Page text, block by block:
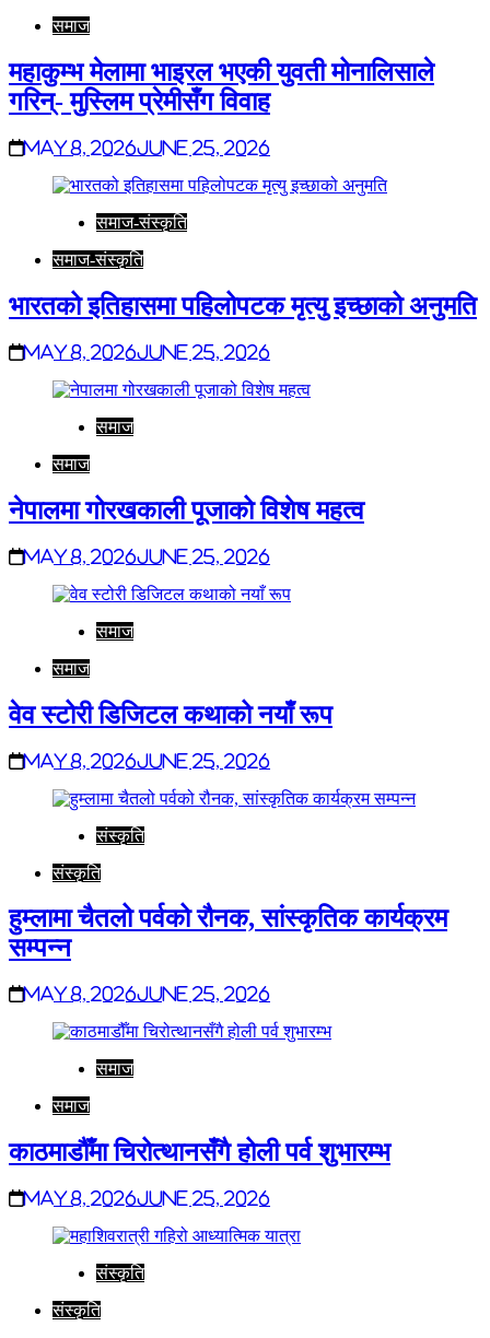
समाज
महाकुम्भ मेलामा भाइरल भएकी युवती मोनालिसाले
गरिन्- मुस्लिम प्रेमीसँग विवाह
May 8, 2026June 25, 2026
समाज-संस्कृति
समाज-संस्कृति
भारतको इतिहासमा पहिलोपटक मृत्यु इच्छाको अनुमति
May 8, 2026June 25, 2026
समाज
समाज
नेपालमा गोरखकाली पूजाको विशेष महत्व
May 8, 2026June 25, 2026
समाज
समाज
वेव स्टोरी डिजिटल कथाको नयाँ रूप
May 8, 2026June 25, 2026
संस्कृति
संस्कृति
हुम्लामा चैतलो पर्वको रौनक, सांस्कृतिक कार्यक्रम
सम्पन्न
May 8, 2026June 25, 2026
समाज
समाज
काठमाडौँमा चिरोत्थानसँगै होली पर्व शुभारम्भ
May 8, 2026June 25, 2026
संस्कृति
संस्कृति